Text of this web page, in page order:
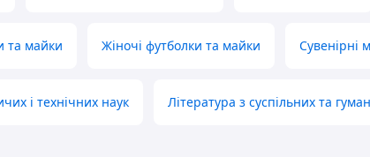
та майки Жіночі футболки та майки Сувенірні
і технічних наук Література з суспільних та